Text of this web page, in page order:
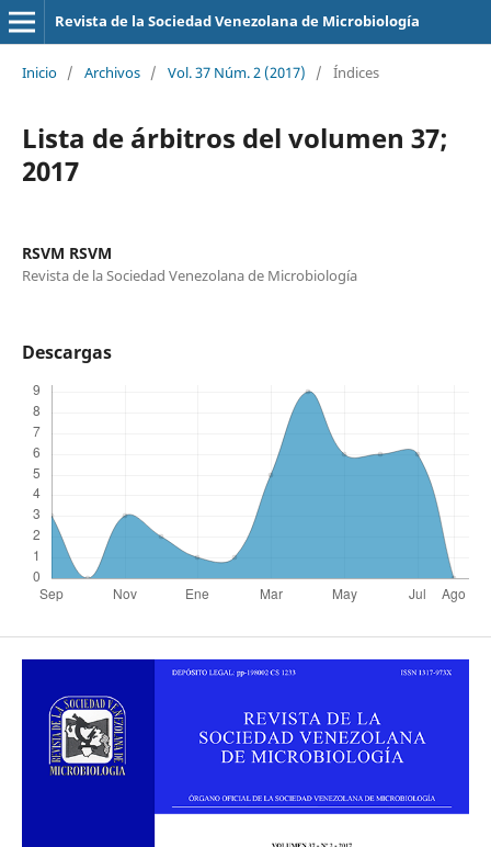
Revista de la Sociedad Venezolana de Microbiología
Inicio / Archivos / Vol. 37 Núm. 2 (2017) / Índices
Lista de árbitros del volumen 37;
2017
RSVM RSVM
Revista de la Sociedad Venezolana de Microbiología
Descargas